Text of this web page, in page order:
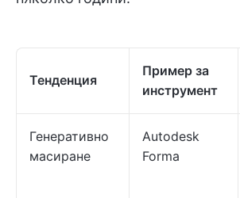
Тенденция
Пример за
инструмент
Генеративно
масиране
Autodesk
Forma